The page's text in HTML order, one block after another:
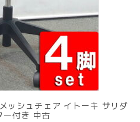
ッシュチェア イトーキ サリダ
ー付き 中古